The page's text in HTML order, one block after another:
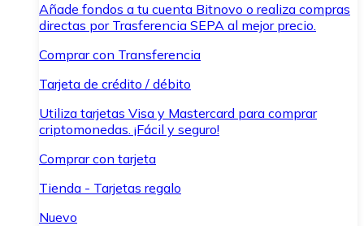
Añade fondos a tu cuenta Bitnovo o realiza compras
directas por Trasferencia SEPA al mejor precio.
Comprar con Transferencia
Tarjeta de crédito / débito
Utiliza tarjetas Visa y Mastercard para comprar
criptomonedas. ¡Fácil y seguro!
Comprar con tarjeta
Tienda - Tarjetas regalo
Nuevo